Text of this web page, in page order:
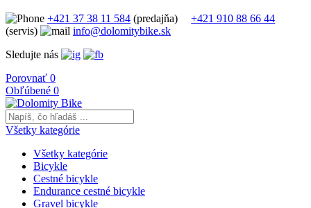
+421 37 38 11 584 (predajňa)
+421 910 88 66 44
(servis)
info@dolomitybike.sk
Sledujte nás
Porovnať 0
Obľúbené 0
Všetky kategórie
Všetky kategórie
Bicykle
Cestné bicykle
Endurance cestné bicykle
Gravel bicykle